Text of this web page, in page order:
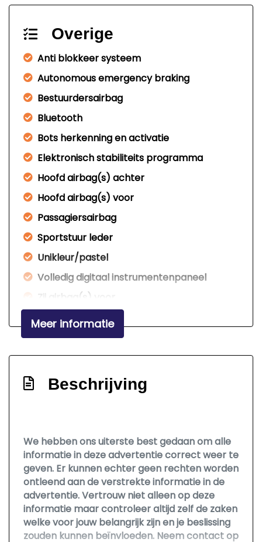
Overige
Anti blokkeer systeem
Autonomous emergency braking
Bestuurdersairbag
Bluetooth
Bots herkenning en activatie
Elektronisch stabiliteits programma
Hoofd airbag(s) achter
Hoofd airbag(s) voor
Passagiersairbag
Sportstuur leder
Unikleur/pastel
Volledig digitaal instrumentenpaneel
Zij airbag(s) voor
Exterieur
Centrale vergrendeling
Dimlichten automatisch en regensensor
Getint glas
Glazen schuifdak
Led dagrijverlichting
Lichtmetalen velgen 17"
Parkeersensor achter
Meer informatie
Beschrijving
We hebben ons uiterste best gedaan om alle
informatie in deze advertentie correct weer te
geven. Er kunnen echter geen rechten worden
ontleend aan de verstrekte informatie in de
advertentie. Vertrouw niet alleen op deze
informatie maar controleer altijd zelf de zaken
welke voor jouw belangrijk zijn en je beslissing
zouden kunnen beïnvloeden. Neem contact op